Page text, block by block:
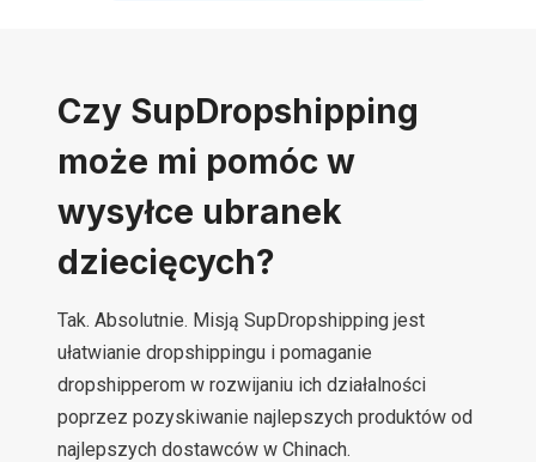
Czy SupDropshipping
może mi pomóc w
wysyłce ubranek
dziecięcych?
Tak. Absolutnie. Misją SupDropshipping jest
ułatwianie dropshippingu i pomaganie
dropshipperom w rozwijaniu ich działalności
poprzez pozyskiwanie najlepszych produktów od
najlepszych dostawców w Chinach.